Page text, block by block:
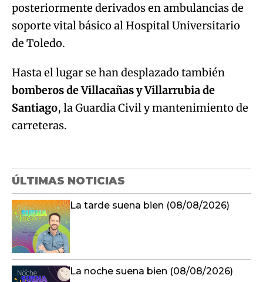
posteriormente derivados en ambulancias de
soporte vital básico al Hospital Universitario
de Toledo.
Hasta el lugar se han desplazado también
bomberos de Villacañas y Villarrubia de
Santiago, la Guardia Civil y mantenimiento de
carreteras.
ÚLTIMAS NOTICIAS
La tarde suena bien (08/08/2026)
La noche suena bien (08/08/2026)